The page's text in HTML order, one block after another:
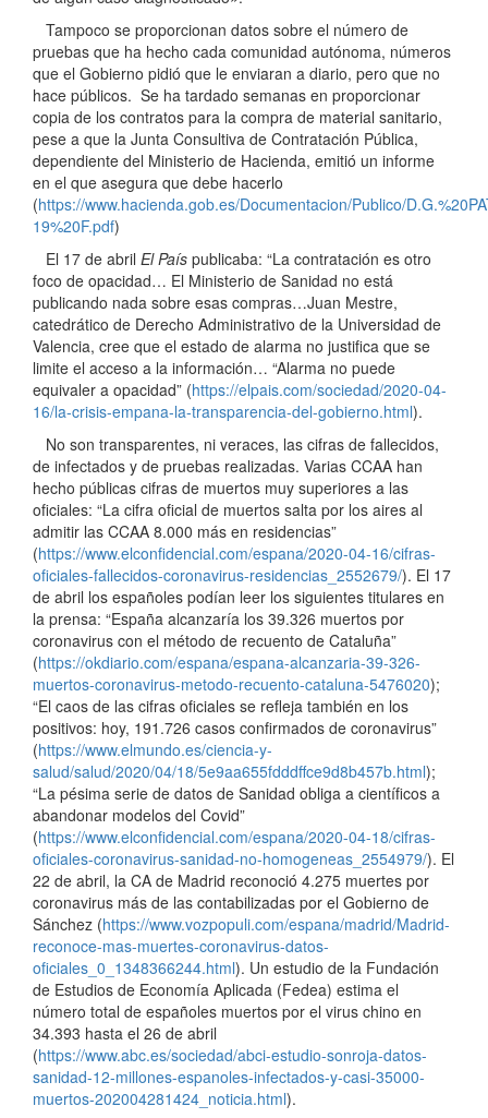
Tampoco se proporcionan datos sobre el número de
pruebas que ha hecho cada comunidad autónoma, números
que el Gobierno pidió que le enviaran a diario, pero que no
hace públicos. Se ha tardado semanas en proporcionar
copia de los contratos para la compra de material sanitario,
pese a que la Junta Consultiva de Contratación Pública,
dependiente del Ministerio de Hacienda, emitió un informe
en el que asegura que debe hacerlo
(https://www.hacienda.gob.es/Documentacion/Publico/
19%20F.pdf)
El 17 de abril El País publicaba: “La contratación es otro
foco de opacidad… El Ministerio de Sanidad no está
publicando nada sobre esas compras…Juan Mestre,
catedrático de Derecho Administrativo de la Universidad de
Valencia, cree que el estado de alarma no justifica que se
limite el acceso a la información… “Alarma no puede
equivaler a opacidad” (https://elpais.com/sociedad/2020-04-
16/la-crisis-empana-la-transparencia-del-gobierno.html).
No son transparentes, ni veraces, las cifras de fallecidos,
de infectados y de pruebas realizadas. Varias CCAA han
hecho públicas cifras de muertos muy superiores a las
oficiales: “La cifra oficial de muertos salta por los aires al
admitir las CCAA 8.000 más en residencias”
(https://www.elconfidencial.com/espana/2020-04-16/cifras-
oficiales-fallecidos-coronavirus-residencias_2552679/). El 17
de abril los españoles podían leer los siguientes titulares en
la prensa: “España alcanzaría los 39.326 muertos por
coronavirus con el método de recuento de Cataluña”
(https://okdiario.com/espana/espana-alcanzaria-39-326-
muertos-coronavirus-metodo-recuento-cataluna-5476020);
“El caos de las cifras oficiales se refleja también en los
positivos: hoy, 191.726 casos confirmados de coronavirus”
(https://www.elmundo.es/ciencia-y-
salud/salud/2020/04/18/5e9aa655fdddffce9d8b457b.html);
“La pésima serie de datos de Sanidad obliga a científicos a
abandonar modelos del Covid”
(https://www.elconfidencial.com/espana/2020-04-18/cifras-
oficiales-coronavirus-sanidad-no-homogeneas_2554979/). El
22 de abril, la CA de Madrid reconoció 4.275 muertes por
coronavirus más de las contabilizadas por el Gobierno de
Sánchez (https://www.vozpopuli.com/espana/madrid/Madrid-
reconoce-mas-muertes-coronavirus-datos-
oficiales_0_1348366244.html). Un estudio de la Fundación
de Estudios de Economía Aplicada (Fedea) estima el
número total de españoles muertos por el virus chino en
34.393 hasta el 26 de abril
(https://www.abc.es/sociedad/abci-estudio-sonroja-datos-
sanidad-12-millones-espanoles-infectados-y-casi-35000-
muertos-202004281424_noticia.html).